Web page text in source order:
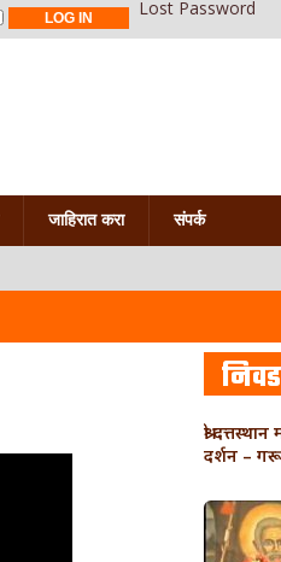
Lost Password
जाहिरात करा संपर्क
श्री दत्तस्थान
दर्शन –